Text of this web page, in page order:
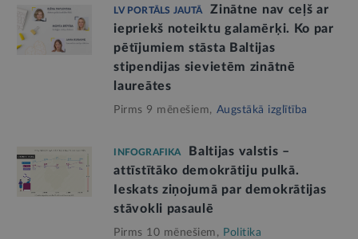
LV PORTĀLS JAUTĀ
Zinātne nav ceļš ar
iepriekš noteiktu galamērķi. Ko par
pētījumiem stāsta Baltijas
stipendijas sievietēm zinātnē
laureātes
Pirms 9 mēnešiem, Augstākā izglītība
INFOGRAFIKA
Baltijas valstis –
attīstītāko demokrātiju pulkā.
Ieskats ziņojumā par demokrātijas
stāvokli pasaulē
Pirms 10 mēnešiem, Politika